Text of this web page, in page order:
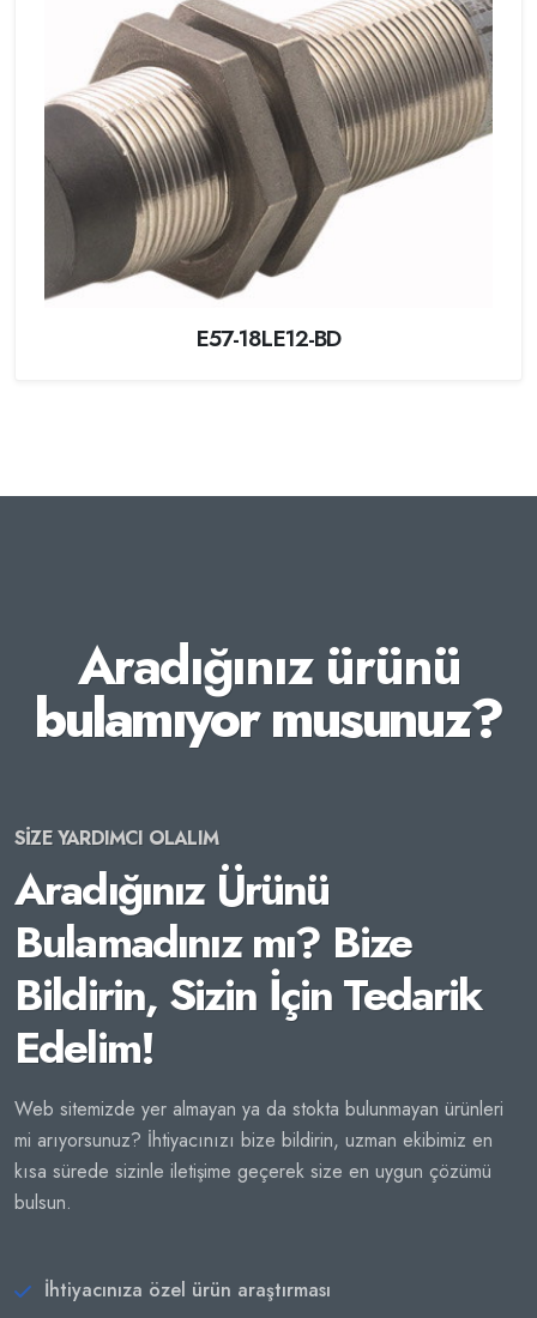
E57-18LE12-BD
Aradığınız ürünü
bulamıyor musunuz?
SİZE YARDIMCI OLALIM
Aradığınız Ürünü
Bulamadınız mı? Bize
Bildirin, Sizin İçin Tedarik
Edelim!
Web sitemizde yer almayan ya da stokta bulunmayan ürünleri
mi arıyorsunuz? İhtiyacınızı bize bildirin, uzman ekibimiz en
kısa sürede sizinle iletişime geçerek size en uygun çözümü
bulsun.
İhtiyacınıza özel ürün araştırması